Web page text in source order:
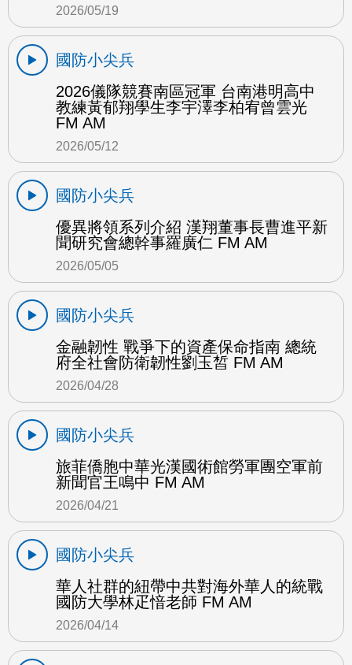
2026/05/19
國防小尖兵
2026儀隊競賽南區冠軍 台南港明高中
教練黃郁翔學生李宇澤李柏宥曾雲光
FM AM
2026/05/12
國防小尖兵
優異將領系列介紹 漢翔董事長曹進平新
聞研究會總幹事羅廣仁 FM AM
2026/05/05
國防小尖兵
金融韌性 戰爭下的資產保命指南 總統
府全社會防衛韌性劉玉皙 FM AM
2026/04/28
國防小尖兵
旅菲僑胞中華光漢國術館勞軍團空軍前
新聞官王鳴中 FM AM
2026/04/21
國防小尖兵
華人社群的紐帶中共對海外華人的統戰
國防大學林疋愔老師 FM AM
2026/04/14